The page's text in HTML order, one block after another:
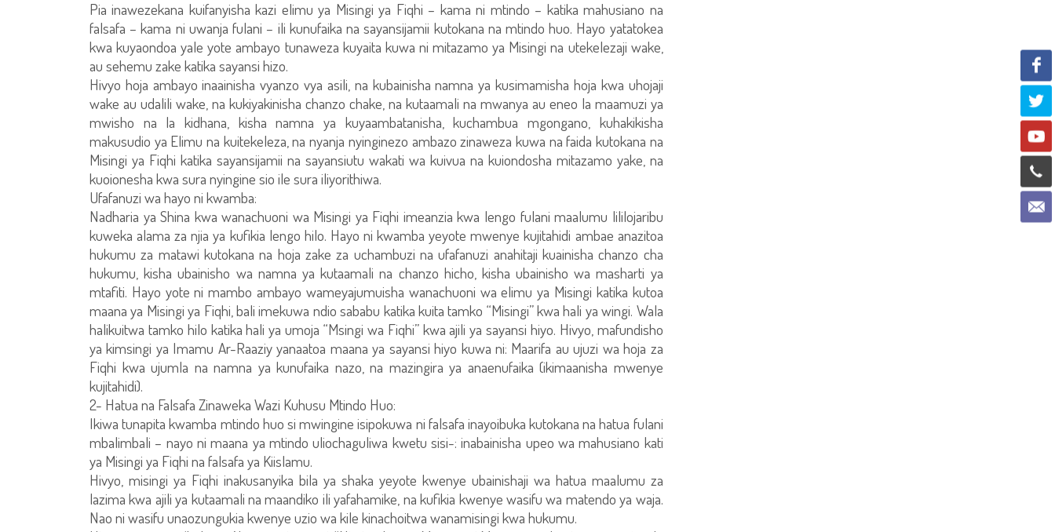
Pia inawezekana kuifanyisha kazi elimu ya Misingi ya Fiqhi – kama ni mtindo – katika mahusiano na
falsafa – kama ni uwanja fulani – ili kunufaika na sayansijamii kutokana na mtindo huo. Hayo yatatokea
kwa kuyaondoa yale yote ambayo tunaweza kuyaita kuwa ni mitazamo ya Misingi na utekelezaji wake,
au sehemu zake katika sayansi hizo.
Hivyo hoja ambayo inaainisha vyanzo vya asili, na kubainisha namna ya kusimamisha hoja kwa uhojaji
wake au udalili wake, na kukiyakinisha chanzo chake, na kutaamali na mwanya au eneo la maamuzi ya
mwisho na la kidhana, kisha namna ya kuyaambatanisha, kuchambua mgongano, kuhakikisha
makusudio ya Elimu na kuitekeleza, na nyanja nyinginezo ambazo zinaweza kuwa na faida kutokana na
Misingi ya Fiqhi katika sayansijamii na sayansiutu wakati wa kuivua na kuiondosha mitazamo yake, na
kuoionesha kwa sura nyingine sio ile sura iliyorithiwa.
Ufafanuzi wa hayo ni kwamba:
Nadharia ya Shina kwa wanachuoni wa Misingi ya Fiqhi imeanzia kwa lengo fulani maalumu lililojaribu
kuweka alama za njia ya kufikia lengo hilo. Hayo ni kwamba yeyote mwenye kujitahidi ambae anazitoa
hukumu za matawi kutokana na hoja zake za uchambuzi na ufafanuzi anahitaji kuainisha chanzo cha
hukumu, kisha ubainisho wa namna ya kutaamali na chanzo hicho, kisha ubainisho wa masharti ya
mtafiti. Hayo yote ni mambo ambayo wameyajumuisha wanachuoni wa elimu ya Misingi katika kutoa
maana ya Misingi ya Fiqhi, bali imekuwa ndio sababu katika kuita tamko “Misingi” kwa hali ya wingi. Wala
halikuitwa tamko hilo katika hali ya umoja “Msingi wa Fiqhi” kwa ajili ya sayansi hiyo. Hivyo, mafundisho
ya kimsingi ya Imamu Ar-Raaziy yanaatoa maana ya sayansi hiyo kuwa ni: Maarifa au ujuzi wa hoja za
Fiqhi kwa ujumla na namna ya kunufaika nazo, na mazingira ya anaenufaika (ikimaanisha mwenye
kujitahidi).
2- Hatua na Falsafa Zinaweka Wazi Kuhusu Mtindo Huo:
Ikiwa tunapita kwamba mtindo huo si mwingine isipokuwa ni falsafa inayoibuka kutokana na hatua fulani
mbalimbali – nayo ni maana ya mtindo uliochaguliwa kwetu sisi-: inabainisha upeo wa mahusiano kati
ya Misingi ya Fiqhi na falsafa ya Kiislamu.
Hivyo, misingi ya Fiqhi inakusanyika bila ya shaka yeyote kwenye ubainishaji wa hatua maalumu za
lazima kwa ajili ya kutaamali na maandiko ili yafahamike, na kufikia kwenye wasifu wa matendo ya waja.
Nao ni wasifu unaozungukia kwenye uzio wa kile kinachoitwa wanamisingi kwa hukumu.